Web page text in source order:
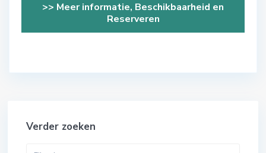
>> Meer informatie, Beschikbaarheid en
Reserveren
Verder zoeken